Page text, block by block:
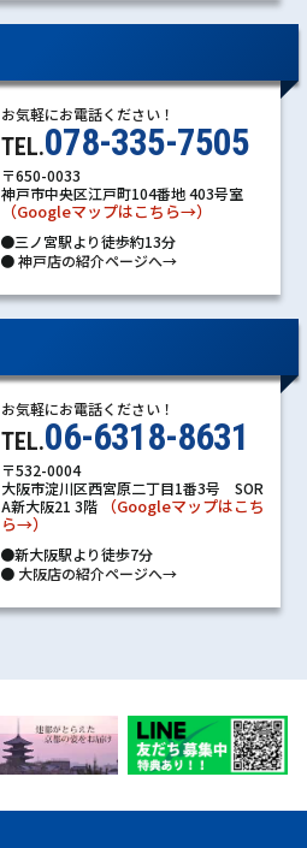
お気軽にお電話ください！
TEL.078-335-7505
〒650-0033
神戸市中央区江戸町104番地 403号室
（Googleマップはこちら→）
●三ノ宮駅より徒歩約13分
●神戸店の紹介ページへ→
お気軽にお電話ください！
TEL.06-6318-8631
〒532-0004
大阪市淀川区西宮原二丁目1番3号 SOR
A新大阪21 3階
（Googleマップはこち
ら→）
●新大阪駅より徒歩7分
●大阪店の紹介ページへ→